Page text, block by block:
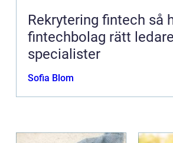
Rekrytering fintech så hittar
fintechbolag rätt
specialister
Sofia Blom